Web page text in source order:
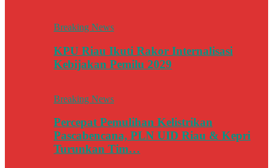
Breaking News
KPU Riau Ikuti Rakor Internalisasi
Kebijakan Pemilu 2029
Breaking News
Percepat Pemulihan Kelistrikan
Pascabencana, PLN UID Riau & Kepri
Turunkan Tim…